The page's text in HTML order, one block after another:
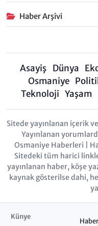
Haber Arşivi
Asayiş Dünya
Osmaniye
Teknoloji Yaşam
Sitede yayınlanan içerik
Yayınlanan
Osmaniye Haberleri |
Sitedeki tüm harici
yayınlanan haber, köşe
kaynak gösterilse dahi,
Künye